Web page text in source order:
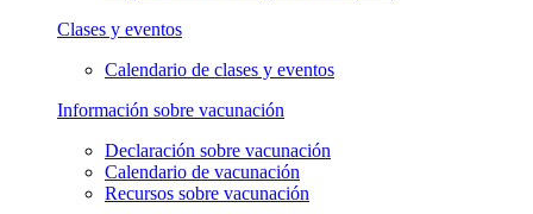
Clases y eventos
Calendario de clases y eventos
Información sobre vacunación
Declaración sobre vacunación
Calendario de vacunación
Recursos sobre vacunación